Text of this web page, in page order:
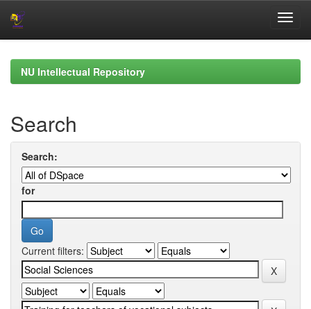
navigationNU Intellectual Repository
Search
Search:
for
Current filters: